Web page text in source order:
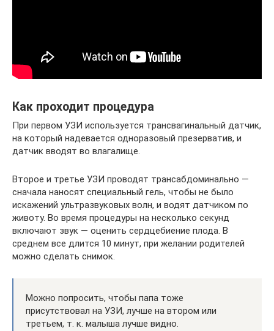
Как проходит процедура
При первом УЗИ используется трансвагинальный датчик,
на который надевается одноразовый презерватив, и
датчик вводят во влагалище.
Второе и третье УЗИ проводят трансабдоминально —
сначала наносят специальный гель, чтобы не было
искажений ультразвуковых волн, и водят датчиком по
животу. Во время процедуры на несколько секунд
включают звук — оценить сердцебиение плода. В
среднем все длится 10 минут, при желании родителей
можно сделать снимок.
Можно попросить, чтобы папа тоже
присутствовал на УЗИ, лучше на втором или
третьем, т. к. малыша лучше видно.